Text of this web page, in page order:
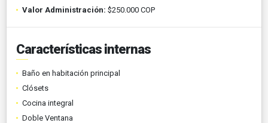
Valor Administración: $250.000 COP
Características internas
Baño en habitación principal
Clósets
Cocina integral
Doble Ventana